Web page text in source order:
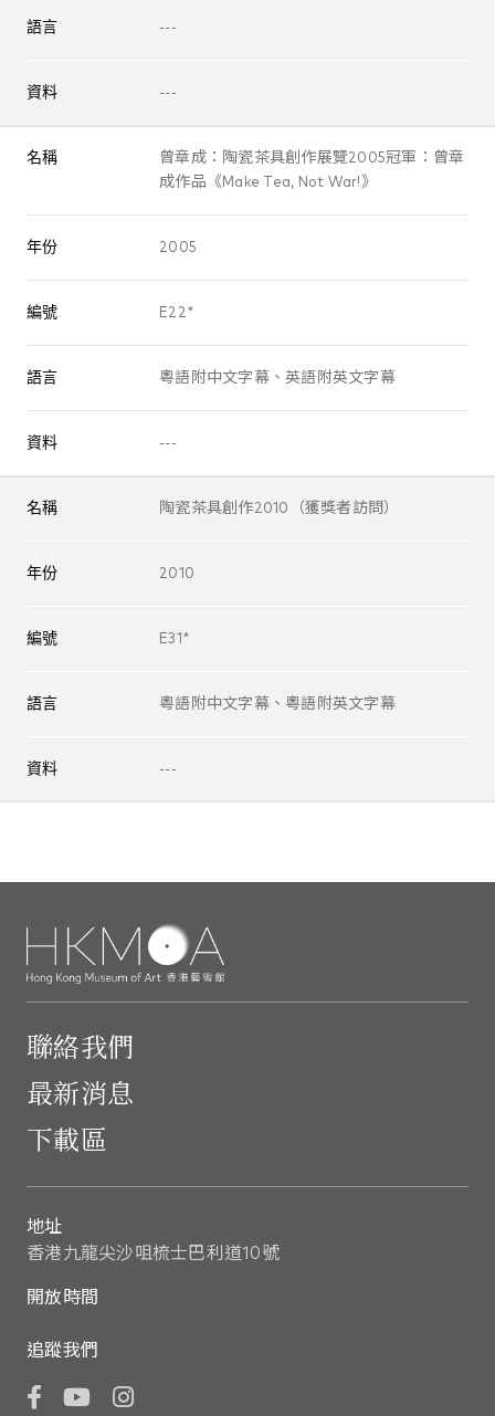
語言 ---
資料 ---
名稱
曾章成：陶瓷茶具創作展覽2005冠軍：曾章
成作品《Make Tea, Not War!》
年份 2005
編號 E22*
語言 粵語附中文字幕、英語附英文字幕
資料 ---
名稱 陶瓷茶具創作2010（獲獎者訪問）
年份 2010
編號 E31*
語言 粵語附中文字幕、粵語附英文字幕
資料 ---
聯絡我們
最新消息
下載區
地址
香港九龍尖沙咀梳士巴利道10號
開放時間
追蹤我們
FacebookYouTube
Instagram